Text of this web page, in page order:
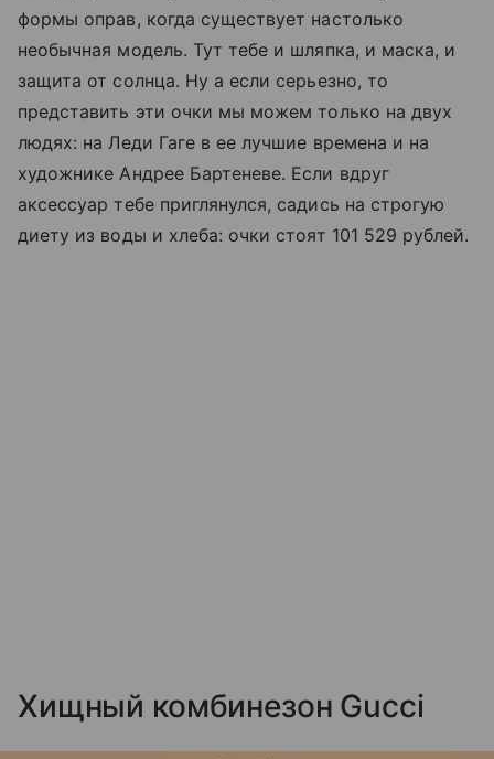
формы оправ, когда существует настолько
необычная модель. Тут тебе и шляпка, и маска, и
защита от солнца. Ну а если серьезно, то
представить эти очки мы можем только на двух
людях: на Леди Гаге в ее лучшие времена и на
художнике Андрее Бартеневе. Если вдруг
аксессуар тебе приглянулся, садись на строгую
диету из воды и хлеба: очки стоят 101 529 рублей.
Хищный комбинезон Gucci